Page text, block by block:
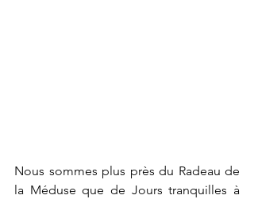
Nous sommes plus près du Radeau de
la Méduse que de Jours tranquilles à